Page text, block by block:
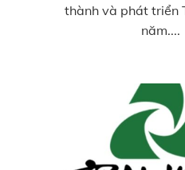
thành và phát triển
năm....